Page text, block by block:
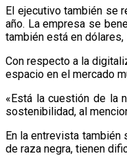
El ejecutivo también se
año. La empresa se
también está en
Con respecto a la
espacio en el mercado
«Está la cuestión de la
sostenibilidad, al
En la entrevista
de raza negra, tienen